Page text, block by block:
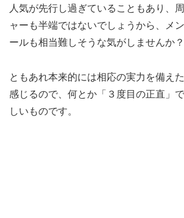
人気が先行し過ぎていることもあり、
ャーも半端ではないでしょうから、メ
ールも相当難しそうな気がしませんか？
ともあれ本来的には相応の実力を備え
感じるので、何とか「３度目の正直」
しいものです。